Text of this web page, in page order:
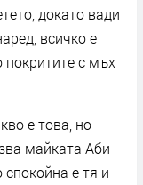
докато вади
всичко е
покритите с мъх
е това, но
майката Аби
е тя и